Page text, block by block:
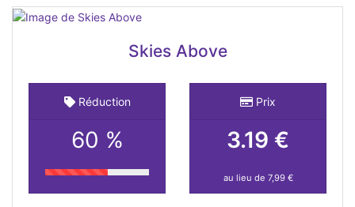
Skies Above
Réduction
60 %
Prix
3.19 €
au lieu de 7,99 €